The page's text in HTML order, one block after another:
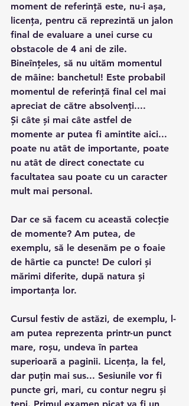
moment de referință este, nu-i așa,
licența, pentru că reprezintă un jalon
final de evaluare a unei curse cu
obstacole de 4 ani de zile.
Bineînțeles, să nu uităm momentul
de mâine: banchetul! Este probabil
momentul de referință final cel mai
apreciat de către absolvenți....
Și câte și mai câte astfel de
momente ar putea fi amintite aici...
poate nu atât de importante, poate
nu atât de direct conectate cu
facultatea sau poate cu un caracter
mult mai personal.
Dar ce să facem cu această colecție
de momente? Am putea, de
exemplu, să le desenăm pe o foaie
de hârtie ca puncte! De culori și
mărimi diferite, după natura și
importanța lor.
Cursul festiv de astăzi, de exemplu, l-
am putea reprezenta printr-un punct
mare, roșu, undeva în partea
superioară a paginii. Licența, la fel,
dar puțin mai sus... Sesiunile vor fi
puncte gri, mari, cu contur negru și